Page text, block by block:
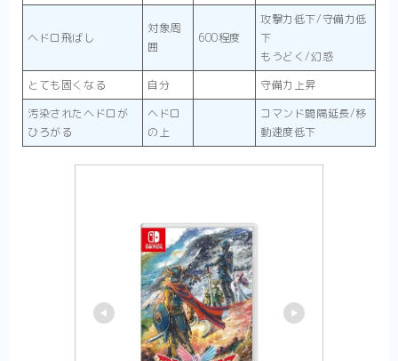
ヘドロ飛ばし
対象周
囲
600程度
攻撃力低下/守備力低
下
もうどく/幻惑
とても固くなる
自分
守備力上昇
汚染されたヘドロが
ひろがる
ヘドロ
の上
コマンド間隔延長/移
動速度低下